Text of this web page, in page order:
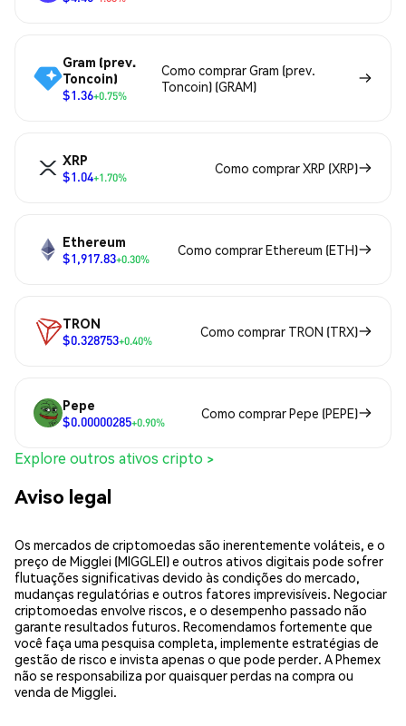
Gram (prev.
Toncoin)
$1.36+0.75%
Como comprar Gram (prev.
Toncoin) (GRAM)
XRP
$1.04+1.70%
Como comprar XRP (XRP)
Ethereum
$1,917.83+0.30%
Como comprar Ethereum (ETH)
TRON
$0.328753+0.40%
Como comprar TRON (TRX)
Pepe
$0.00000285+0.90%
Como comprar Pepe (PEPE)
Explore outros ativos cripto >
Aviso legal
Os mercados de criptomoedas são inerentemente voláteis, e o
preço de Migglei (MIGGLEI) e outros ativos digitais pode sofrer
flutuações significativas devido às condições do mercado,
mudanças regulatórias e outros fatores imprevisíveis. Negociar
criptomoedas envolve riscos, e o desempenho passado não
garante resultados futuros. Recomendamos fortemente que
você faça uma pesquisa completa, implemente estratégias de
gestão de risco e invista apenas o que pode perder. A Phemex
não se responsabiliza por quaisquer perdas na compra ou
venda de Migglei.